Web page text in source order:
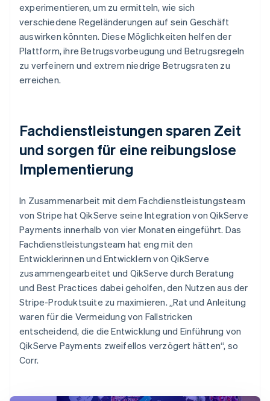
experimentieren, um zu ermitteln, wie sich
verschiedene Regeländerungen auf sein Geschäft
auswirken könnten. Diese Möglichkeiten helfen der
Plattform, ihre Betrugsvorbeugung und Betrugsregeln
zu verfeinern und extrem niedrige Betrugsraten zu
erreichen.
Fachdienstleistungen sparen Zeit
und sorgen für eine reibungslose
Implementierung
In Zusammenarbeit mit dem Fachdienstleistungsteam
von Stripe hat QikServe seine Integration von QikServe
Payments innerhalb von vier Monaten eingeführt. Das
Fachdienstleistungsteam hat eng mit den
Entwicklerinnen und Entwicklern von QikServe
zusammengearbeitet und QikServe durch Beratung
und Best Practices dabei geholfen, den Nutzen aus der
Stripe-Produktsuite zu maximieren. „Rat und Anleitung
waren für die Vermeidung von Fallstricken
entscheidend, die die Entwicklung und Einführung von
QikServe Payments zweifellos verzögert hätten“, so
Corr.